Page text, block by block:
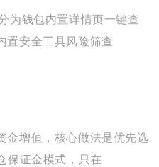
为钱包内置详情页一键查
置安全工具风险筛查
金增值，核心做法是优先选
保证金模式，只在